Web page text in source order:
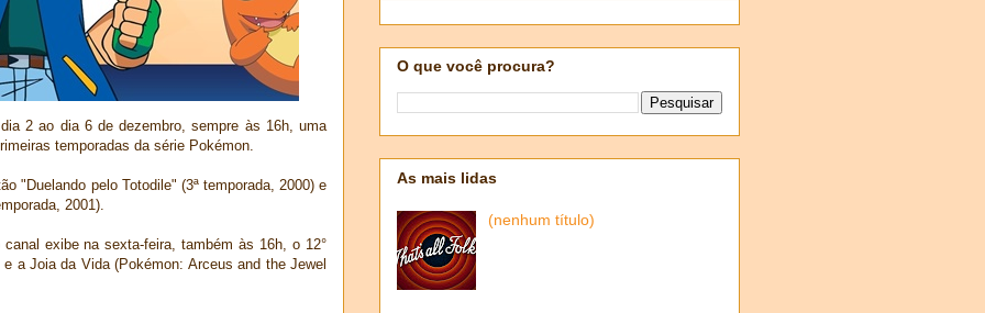
2 ao dia 6 de dezembro, sempre às 16h, uma
temporadas da série Pokémon.
"Duelando pelo Totodile" (3ª temporada, 2000) e
2001).
exibe na sexta-feira, também às 16h, o 12°
a Joia da Vida (Pokémon: Arceus and the Jewel
O que você procura?
As mais lidas
(nenhum título)